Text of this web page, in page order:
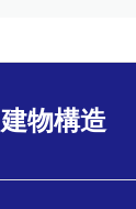
建物構造